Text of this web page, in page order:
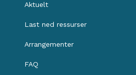
Aktuelt
Last ned ressurser
Arrangementer
FAQ